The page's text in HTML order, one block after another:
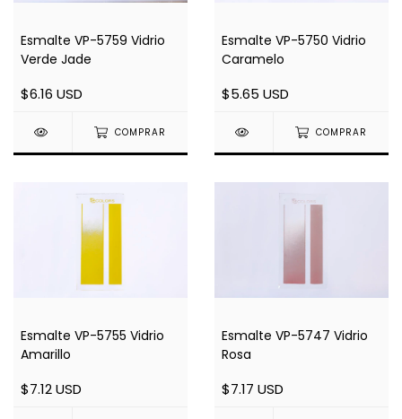
Esmalte VP-5759 Vidrio
Verde Jade
$6.16 USD
COMPRAR
Esmalte VP-5750 Vidrio
Caramelo
$5.65 USD
COMPRAR
Esmalte VP-5755 Vidrio
Amarillo
$7.12 USD
Esmalte VP-5747 Vidrio
Rosa
$7.17 USD